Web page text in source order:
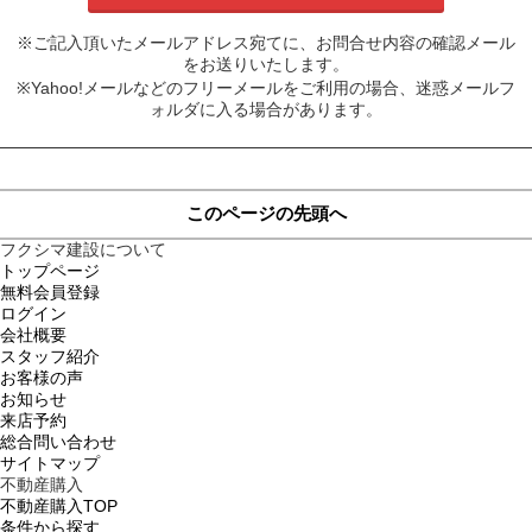
※ご記入頂いたメールアドレス宛てに、お問合せ内容の確認メール
をお送りいたします。
※Yahoo!メールなどのフリーメールをご利用の場合、迷惑メールフ
ォルダに入る場合があります。
このページの先頭へ
フクシマ建設について
トップページ
無料会員登録
ログイン
会社概要
スタッフ紹介
お客様の声
お知らせ
来店予約
総合問い合わせ
サイトマップ
不動産購入
不動産購入TOP
条件から探す